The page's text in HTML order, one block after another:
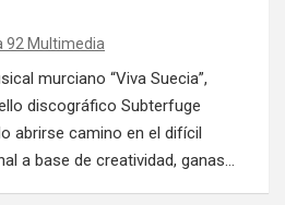
92 Multimedia
murciano “Viva Suecia”,
discográfico Subterfuge
abrirse camino en el difícil
a base de creatividad, ganas…